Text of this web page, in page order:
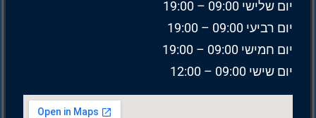
יום שלישי 09:00 – 19:00
יום רביעי 09:00 – 19:00
יום חמישי 09:00 – 19:00
יום שישי 09:00 – 12:00